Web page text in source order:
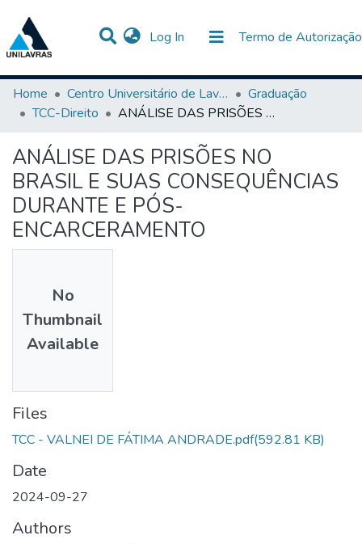
Log In (current) Termo de Autorização
Communities & Collections
Statistics
All of DSpace
Home
Centro Universitário de Lavras-UNILAVRAS
Graduação
TCC-Direito
ANÁLISE DAS PRISÕES NO BRASIL E SUAS CONSEQUÊNCIAS DURANTE E PÓS-ENCARCERAMENTO
ANÁLISE DAS PRISÕES NO
BRASIL E SUAS CONSEQUÊNCIAS
DURANTE E PÓS-
ENCARCERAMENTO
No
Thumbnail
Available
Files
TCC - VALNEI DE FÁTIMA ANDRADE.pdf(592.81 KB)
Date
2024-09-27
Authors